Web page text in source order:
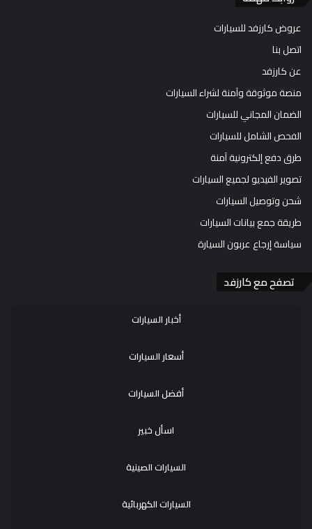
عروض كارزفد للسيارات
اتصل بنا
عن كارزفد
منصة موثوقة وآمنة لشراء السيارات
الضمان المجاني للسيارات
الفحص الشامل للسيارات
طرق دفع إلكترونية آمنة
تصوير الفيديو لجميع السيارات
شحن وتوصيل السيارات
طريقة جمع بيانات السيارات
سياسة إرجاع عربون السيارة
تصفح مع كارزفد
أخبار السيارات
أسعار السيارات
أفضل السيارات
اسأل خبير
السيارات الصينية
السيارات الكهربائية